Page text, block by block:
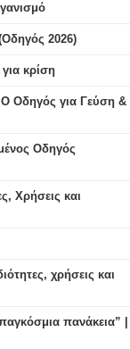
2026)
κρίση
Ο Οδηγός για Γεύση &
Οδηγός
Χρήσεις και
χρήσεις και
πανάκεια” |